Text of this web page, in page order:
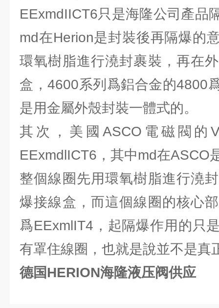
EExmdIICT6只是海隆公司產品
md在Herion是封裝後再隔爆的
環氧樹脂進行澆封裹裝，再在
盒，4600系列爲鋁合金的4800
是用金屬外殼封裝一體式的。
其次，美國ASCO電磁閥的
EExmdlICT6，其中md在ASCO
整個線圈先用環氧樹脂進行澆
爆接線盒，而這個線圈的核心
爲EExmlIT4，起隔爆作用的只
有罩住線圈，也就是說並不是真
德国HERION海隆液压阀供应